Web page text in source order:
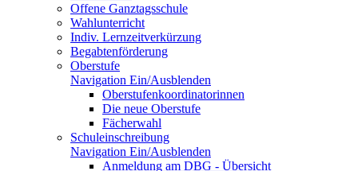
Offene Ganztagsschule
Wahlunterricht
Indiv. Lernzeitverkürzung
Begabtenförderung
Oberstufe
Navigation Ein/Ausblenden
Oberstufenkoordinatorinnen
Die neue Oberstufe
Fächerwahl
Schuleinschreibung
Navigation Ein/Ausblenden
Anmeldung am DBG - Übersicht